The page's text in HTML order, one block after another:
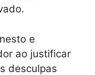
e
ao justificar
desculpas